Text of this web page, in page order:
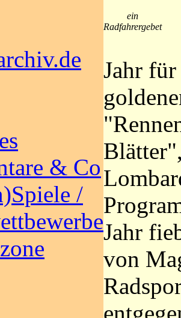
& Co
/
ein
Radfahrergebet
Jahr
Jahr
von